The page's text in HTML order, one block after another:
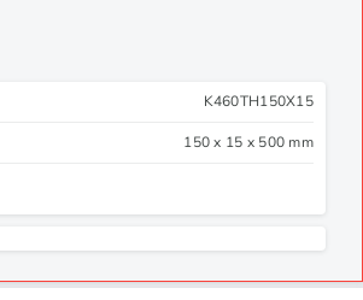
K460TH150X15
150 x 15 x 500 mm